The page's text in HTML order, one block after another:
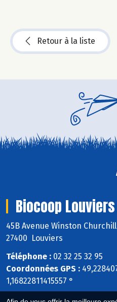
Retour à la liste
Biocoop Louviers
45B Avenue Winston Churchill
27400 Louviers
Téléphone : 02 32 25 32 95
Coordonnées GPS :
1,16822811415557 °